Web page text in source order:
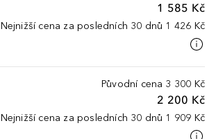
1 585 Kč
Nejnižší cena za posledních 30 dnů 1 426 Kč
Původní cena 3 300 Kč
2 200 Kč
Nejnižší cena za posledních 30 dnů 1 909 Kč